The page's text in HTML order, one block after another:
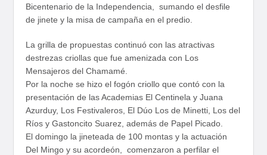
Bicentenario de la Independencia, sumando el desfile
de jinete y la misa de campaña en el predio.
La grilla de propuestas continuó con las atractivas
destrezas criollas que fue amenizada con Los
Mensajeros del Chamamé.
Por la noche se hizo el fogón criollo que contó con la
presentación de las Academias El Centinela y Juana
Azurduy, Los Festivaleros, El Dúo Los de Minetti, Los del
Ríos y Gastoncito Suarez, además de Papel Picado.
El domingo la jineteada de 100 montas y la actuación
Del Mingo y su acordeón, comenzaron a perfilar el